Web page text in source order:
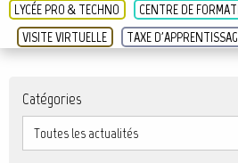
LYCÉE PRO & TECHNO
CENTRE DE
VISITE VIRTUELLE
TAXE
Catégories